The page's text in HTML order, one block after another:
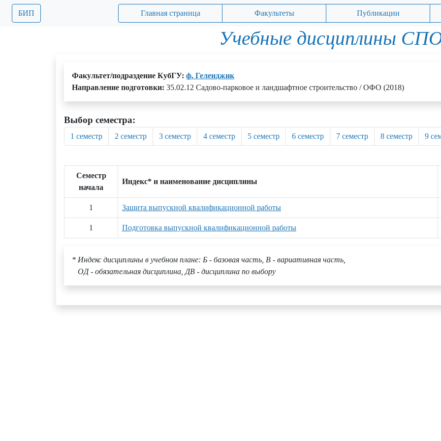
БИП Главная страница Факультеты Публикации
Учебные дисциплины
Факультет/подраздение КубГУ: ф. Геленджик
Направление подготовки: 35.02.12 Садово-парковое и ландшафтное строительство / ОФО (2018)
Выбор семестра:
1 семестр 2 семестр 3 семестр 4 семестр 5 семестр 6 семестр 7 семестр 8 семестр 9
Семестр
начала
Индекс* и наименование дисциплины
1 Защита выпускной квалификационной работы
1 Подготовка выпускной квалификационной работы
* Индекс дисциплины в учебном плане: Б - базовая часть, В - вариативная часть,
ОД - обязательная дисциплина, ДВ - дисциплина по выбору